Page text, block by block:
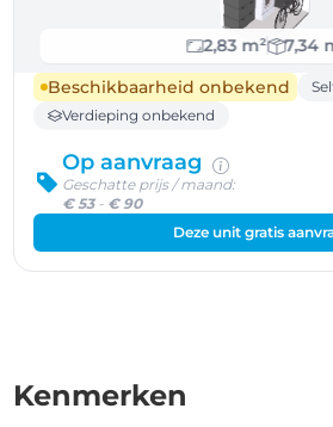
2,83 m²
7,34
Beschikbaarheid onbekend
Verdieping onbekend
Op aanvraag
Geschatte prijs / maand:
€ 53- € 90
Deze unit gratis
Kenmerken